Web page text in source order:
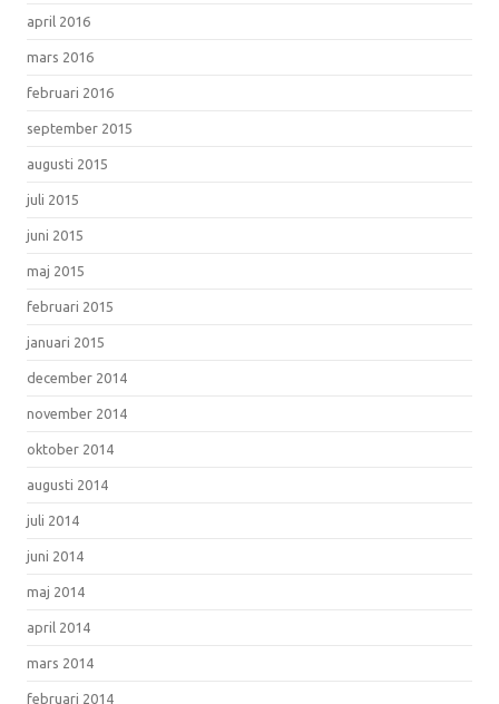
april 2016
mars 2016
februari 2016
september 2015
augusti 2015
juli 2015
juni 2015
maj 2015
februari 2015
januari 2015
december 2014
november 2014
oktober 2014
augusti 2014
juli 2014
juni 2014
maj 2014
april 2014
mars 2014
februari 2014